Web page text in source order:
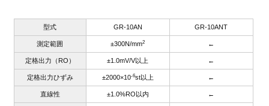
型式 GR-10AN GR-10ANT
測定範囲 ±300N/mm2 ←
定格出力（RO） ±1.0mV/V以上 ←
定格出力ひずみ ±2000×10-6st以上 ←
直線性 ±1.0%RO以内 ←